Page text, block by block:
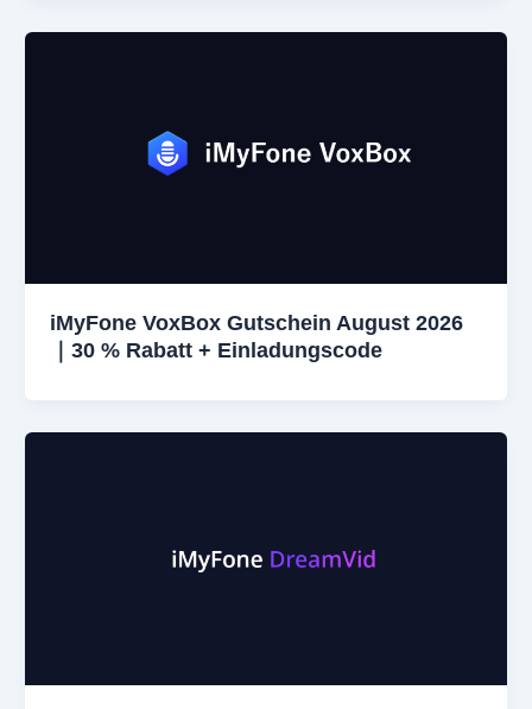
iMyFone VoxBox Gutschein August 2026
｜30 % Rabatt + Einladungscode